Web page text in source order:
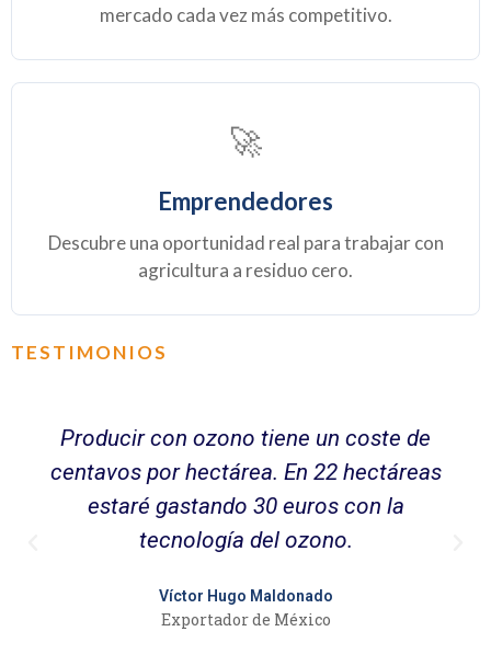
mercado cada vez más competitivo.
🚀
Emprendedores
Descubre una oportunidad real para trabajar con
agricultura a residuo cero.
TESTIMONIOS
Producir con ozono tiene un coste de
centavos por hectárea. En 22 hectáreas
estaré gastando 30 euros con la
tecnología del ozono.
Víctor Hugo Maldonado
Exportador de México